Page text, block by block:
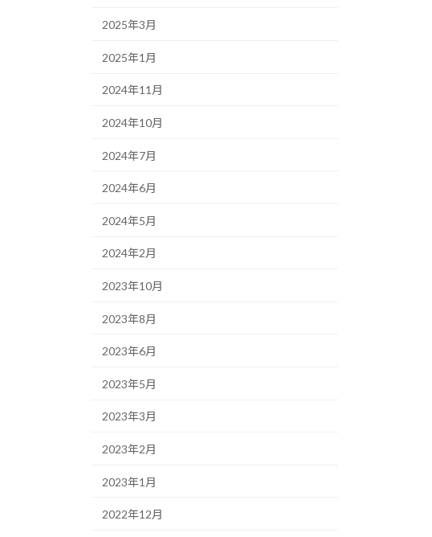
2025年3月
2025年1月
2024年11月
2024年10月
2024年7月
2024年6月
2024年5月
2024年2月
2023年10月
2023年8月
2023年6月
2023年5月
2023年3月
2023年2月
2023年1月
2022年12月